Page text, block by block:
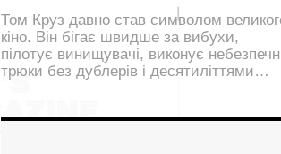
Том Круз давно став символом
кіно. Він бігає швидше за вибухи,
пілотує винищувачі, виконує
трюки без дублерів і десятиліттями…